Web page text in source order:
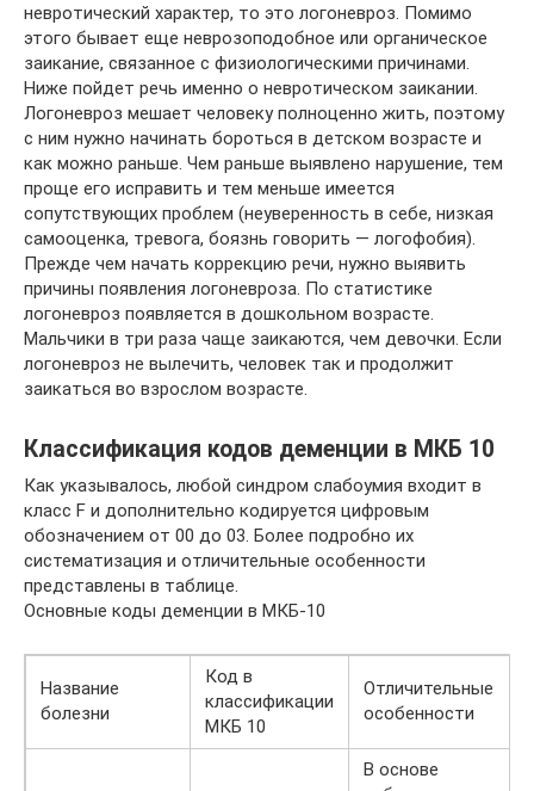
невротический характер, то это логоневроз. Помимо
этого бывает еще неврозоподобное или органическое
заикание, связанное с физиологическими причинами.
Ниже пойдет речь именно о невротическом заикании.
Логоневроз мешает человеку полноценно жить, поэтому
с ним нужно начинать бороться в детском возрасте и
как можно раньше. Чем раньше выявлено нарушение, тем
проще его исправить и тем меньше имеется
сопутствующих проблем (неуверенность в себе, низкая
самооценка, тревога, боязнь говорить — логофобия).
Прежде чем начать коррекцию речи, нужно выявить
причины появления логоневроза. По статистике
логоневроз появляется в дошкольном возрасте.
Мальчики в три раза чаще заикаются, чем девочки. Если
логоневроз не вылечить, человек так и продолжит
заикаться во взрослом возрасте.
Классификация кодов деменции в МКБ 10
Как указывалось, любой синдром слабоумия входит в
класс F и дополнительно кодируется цифровым
обозначением от 00 до 03. Более подробно их
систематизация и отличительные особенности
представлены в таблице.
Основные коды деменции в МКБ-10
Название
болезни
Код в
классификации
МКБ 10
Отличительные
особенности
В основе